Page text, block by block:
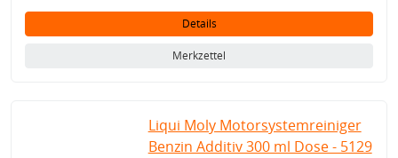
Details
Merkzettel
Liqui Moly Motorsystemreiniger
Benzin Additiv 300 ml Dose - 5129